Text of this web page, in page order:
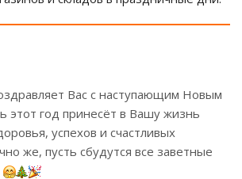
Вас с наступающим Новым
этот год принесёт в Вашу жизнь
успехов и счастливых
же, пусть сбудутся все заветные